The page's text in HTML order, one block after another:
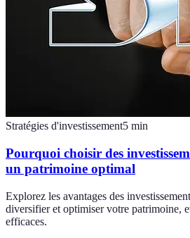
Stratégies d'investissement5 min
Pourquoi choisir des
un patrimoine optimal
Explorez les avantages des
diversifier et optimiser votre patrimoine,
efficaces.